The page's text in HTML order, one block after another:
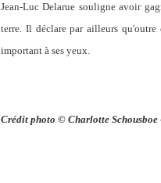
Jean-Luc Delarue souligne avoir
terre. Il déclare par ailleurs qu'outre
important à ses yeux.
Crédit photo © Charlotte Schousboe